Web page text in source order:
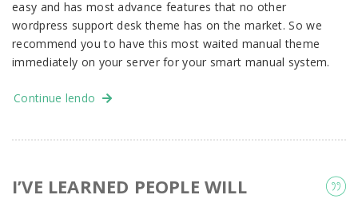
easy and has most advance features that no other
wordpress support desk theme has on the market. So we
recommend you to have this most waited manual theme
immediately on your server for your smart manual system.
Continue lendo
I’VE LEARNED PEOPLE WILL